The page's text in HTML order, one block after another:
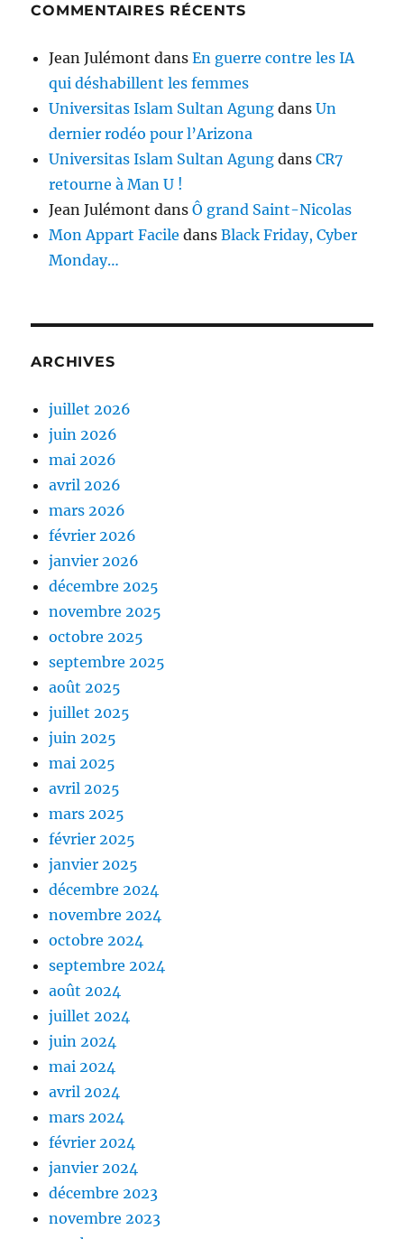
COMMENTAIRES RÉCENTS
Jean Julémont dansEn guerre contre les IA
qui déshabillent les femmes
Universitas Islam Sultan Agung dansUn
dernier rodéo pour l’Arizona
Universitas Islam Sultan Agung dansCR7
retourne à Man U !
Jean Julémont dansÔ grand Saint-Nicolas
Mon Appart Facile dansBlack Friday, Cyber
Monday…
ARCHIVES
juillet 2026
juin 2026
mai 2026
avril 2026
mars 2026
février 2026
janvier 2026
décembre 2025
novembre 2025
octobre 2025
septembre 2025
août 2025
juillet 2025
juin 2025
mai 2025
avril 2025
mars 2025
février 2025
janvier 2025
décembre 2024
novembre 2024
octobre 2024
septembre 2024
août 2024
juillet 2024
juin 2024
mai 2024
avril 2024
mars 2024
février 2024
janvier 2024
décembre 2023
novembre 2023